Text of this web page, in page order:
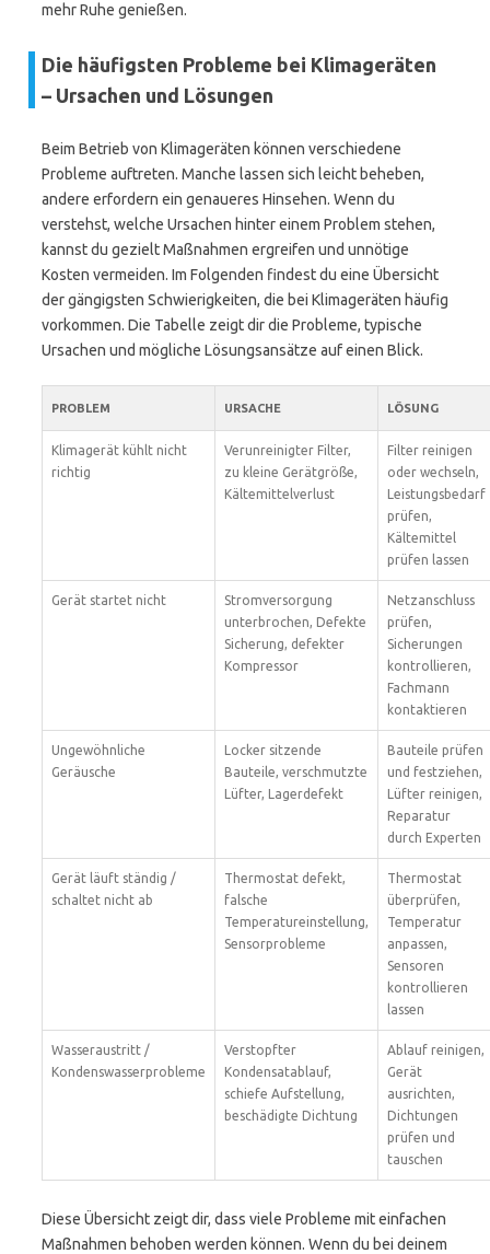
mehr Ruhe genießen.
Die häufigsten Probleme bei Klimageräten
– Ursachen und Lösungen
Beim Betrieb von Klimageräten können verschiedene
Probleme auftreten. Manche lassen sich leicht beheben,
andere erfordern ein genaueres Hinsehen. Wenn du
verstehst, welche Ursachen hinter einem Problem stehen,
kannst du gezielt Maßnahmen ergreifen und unnötige
Kosten vermeiden. Im Folgenden findest du eine Übersicht
der gängigsten Schwierigkeiten, die bei Klimageräten häufig
vorkommen. Die Tabelle zeigt dir die Probleme, typische
Ursachen und mögliche Lösungsansätze auf einen Blick.
PROBLEM URSACHE LÖSUNG
Klimagerät kühlt nicht
richtig
Verunreinigter Filter,
zu kleine Gerätgröße,
Kältemittelverlust
Filter reinigen
oder wechseln,
Leistungsbedarf
prüfen,
Kältemittel
prüfen lassen
Gerät startet nicht
Stromversorgung
unterbrochen, Defekte
Sicherung, defekter
Kompressor
Netzanschluss
prüfen,
Sicherungen
kontrollieren,
Fachmann
kontaktieren
Ungewöhnliche
Geräusche
Locker sitzende
Bauteile, verschmutzte
Lüfter, Lagerdefekt
Bauteile prüfen
und festziehen,
Lüfter reinigen,
Reparatur
durch Experten
Gerät läuft ständig /
schaltet nicht ab
Thermostat defekt,
falsche
Temperatureinstellung,
Sensorprobleme
Thermostat
überprüfen,
Temperatur
anpassen,
Sensoren
kontrollieren
lassen
Wasseraustritt /
Kondenswasserprobleme
Verstopfter
Kondensatablauf,
schiefe Aufstellung,
beschädigte Dichtung
Ablauf reinigen,
Gerät
ausrichten,
Dichtungen
prüfen und
tauschen
Diese Übersicht zeigt dir, dass viele Probleme mit einfachen
Maßnahmen behoben werden können. Wenn du bei deinem